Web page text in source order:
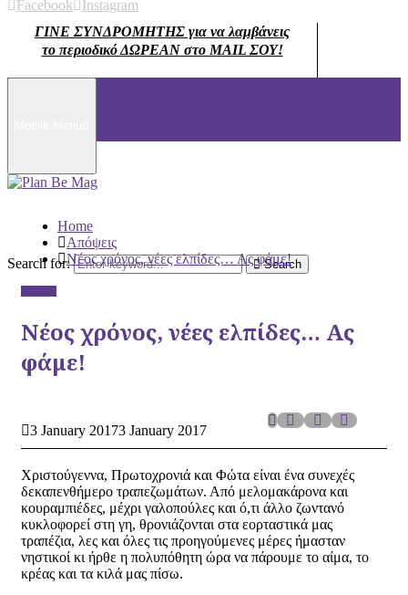
Facebook
Instagram
ΓΙΝΕ ΣΥΝΔΡΟΜΗΤΗΣ για να λαμβάνεις
το περιοδικό ΔΩΡΕΑΝ στο MAIL ΣΟΥ!
Search for: Search
Home
Απόψεις
Νέος χρόνος, νέες ελπίδες… Ας φάμε!
Νέος χρόνος, νέες ελπίδες… Ας
φάμε!
3 January 20173 January 2017
Χριστούγεννα, Πρωτοχρονιά και Φώτα είναι ένα συνεχές
δεκαπενθήμερο τραπεζωμάτων. Από μελομακάρονα και
κουραμπιέδες, μέχρι γαλοπούλες και ό,τι άλλο ζωντανό
κυκλοφορεί στη γη, θρονιάζονται στα εορταστικά μας
τραπέζια, λες και όλες τις προηγούμενες μέρες ήμασταν
νηστικοί κι ήρθε η πολυπόθητη ώρα να πάρουμε το αίμα, το
κρέας και τα κιλά μας πίσω.